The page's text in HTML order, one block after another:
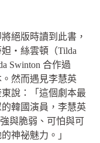
絕版時讀到此書，
・絲雲頓（Tilda
Swinton 合作過
。然而遇見李慧英
說：「這個劇本最
韓國演員，李慧英
與脆弱、可怕與可
神祕魅力。」